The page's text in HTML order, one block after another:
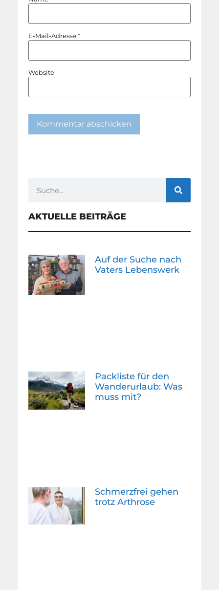
E-Mail-Adresse*
Website
AKTUELLE BEITRÄGE
Auf der Suche nach
Vaters Lebenswerk
Packliste für den
Wanderurlaub: Was
muss mit?
Schmerzfrei gehen
trotz Arthrose